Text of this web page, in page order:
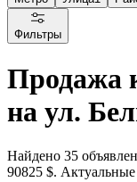
Фильтры
Продажа
на ул.
Найдено 35
90825 $.